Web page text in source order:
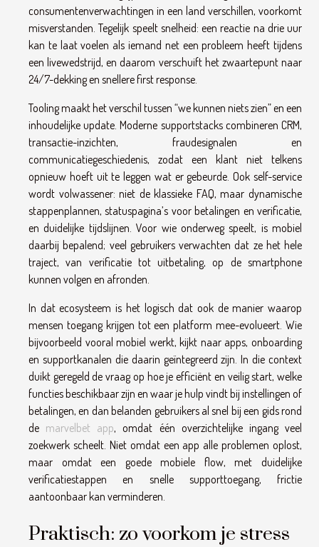
consumentenverwachtingen in een land verschillen, voorkomt
misverstanden. Tegelijk speelt snelheid: een reactie na drie uur
kan te laat voelen als iemand net een probleem heeft tijdens
een livewedstrijd, en daarom verschuift het zwaartepunt naar
24/7-dekking en snellere first response.
Tooling maakt het verschil tussen “we kunnen niets zien” en een
inhoudelijke update. Moderne supportstacks combineren CRM,
transactie-inzichten, fraudesignalen en
communicatiegeschiedenis, zodat een klant niet telkens
opnieuw hoeft uit te leggen wat er gebeurde. Ook self-service
wordt volwassener: niet de klassieke FAQ, maar dynamische
stappenplannen, statuspagina’s voor betalingen en verificatie,
en duidelijke tijdslijnen. Voor wie onderweg speelt, is mobiel
daarbij bepalend; veel gebruikers verwachten dat ze het hele
traject, van verificatie tot uitbetaling, op de smartphone
kunnen volgen en afronden.
In dat ecosysteem is het logisch dat ook de manier waarop
mensen toegang krijgen tot een platform mee-evolueert. Wie
bijvoorbeeld vooral mobiel werkt, kijkt naar apps, onboarding
en supportkanalen die daarin geïntegreerd zijn. In die context
duikt geregeld de vraag op hoe je efficiënt en veilig start, welke
functies beschikbaar zijn en waar je hulp vindt bij instellingen of
betalingen, en dan belanden gebruikers al snel bij een gids rond
de marvelbet app, omdat één overzichtelijke ingang veel
zoekwerk scheelt. Niet omdat een app alle problemen oplost,
maar omdat een goede mobiele flow, met duidelijke
verificatiestappen en snelle supporttoegang, frictie
aantoonbaar kan verminderen.
Praktisch: zo voorkom je stress